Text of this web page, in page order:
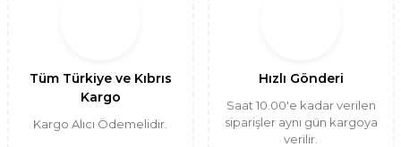
Tüm Türkiye ve Kıbrıs
Kargo
Kargo Alıcı Ödemelidir.
Hızlı Gönderi
Saat 10.00'e kadar verilen
siparişler aynı gün kargoya
verilir.